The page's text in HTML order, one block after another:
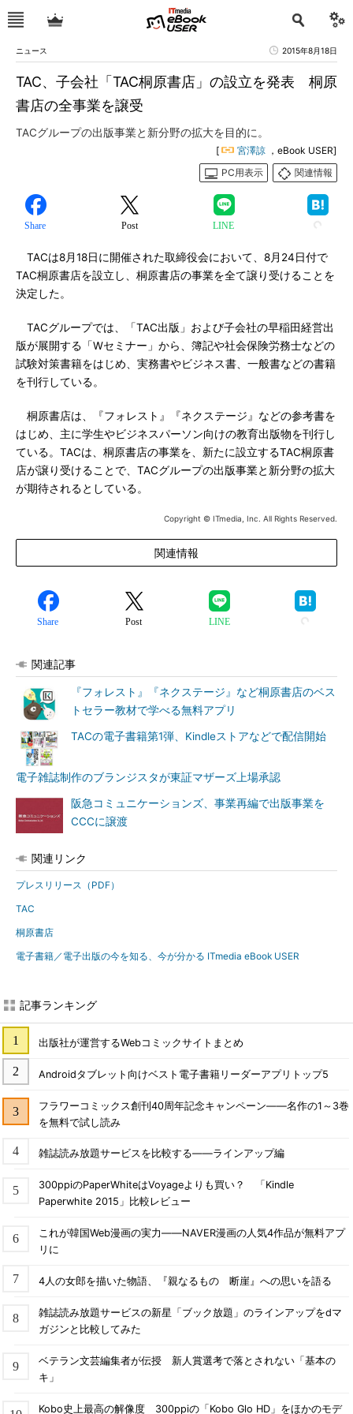
ニュース 2015年8月18日
TAC、子会社「TAC桐原書店」の設立を発表 桐原
書店の全事業を譲受
TACグループの出版事業と新分野の拡大を目的に。
[ 宮澤諒 ，eBook USER]
PC用表示
関連情報
Share Post LINE
TACは8月18日に開催された取締役会において、8月24日付で
TAC桐原書店を設立し、桐原書店の事業を全て譲り受けることを
決定した。
TACグループでは、「TAC出版」および子会社の早稲田経営出
版が展開する「Wセミナー」から、簿記や社会保険労務士などの
試験対策書籍をはじめ、実務書やビジネス書、一般書などの書籍
を刊行している。
桐原書店は、『フォレスト』『ネクステージ』などの参考書を
はじめ、主に学生やビジネスパーソン向けの教育出版物を刊行し
ている。TACは、桐原書店の事業を、新たに設立するTAC桐原書
店が譲り受けることで、TACグループの出版事業と新分野の拡大
が期待されるとしている。
Copyright © ITmedia, Inc. All Rights Reserved.
関連情報
Share Post LINE
関連記事
『フォレスト』『ネクステージ』など桐原書店のベス
トセラー教材で学べる無料アプリ
TACの電子書籍第1弾、Kindleストアなどで配信開始
電子雑誌制作のブランジスタが東証マザーズ上場承認
阪急コミュニケーションズ、事業再編で出版事業を
CCCに譲渡
関連リンク
プレスリリース（PDF）
TAC
桐原書店
電子書籍／電子出版の今を知る、今が分かる ITmedia eBook USER
記事ランキング
出版社が運営するWebコミックサイトまとめ
Androidタブレット向けベスト電子書籍リーダーアプリトップ5
フラワーコミックス創刊40周年記念キャンペーン――名作の1～3巻
を無料で試し読み
雑誌読み放題サービスを比較する――ラインアップ編
300ppiのPaperWhiteはVoyageよりも買い？ 「Kindle
Paperwhite 2015」比較レビュー
これが韓国Web漫画の実力――NAVER漫画の人気4作品が無料アプ
リに
4人の女郎を描いた物語、『親なるもの 断崖』への思いを語る
雑誌読み放題サービスの新星「ブック放題」のラインアップをdマ
ガジンと比較してみた
ベテラン文芸編集者が伝授 新人賞選考で落とされない「基本の
キ」
Kobo史上最高の解像度 300ppiの「Kobo Glo HD」をほかのモデ